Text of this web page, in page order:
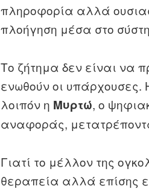
πληροφορία αλλά
πλοήγηση μέσα στο
Το ζήτημα δεν είναι να
ενωθούν οι υπάρχουσες.
λοιπόν η Μυρτώ, ο
αναφοράς,
Γιατί το μέλλον της
θεραπεία αλλά επίσης